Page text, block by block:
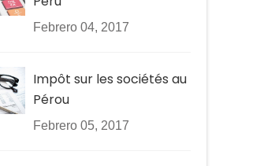
Febrero 04, 2017
Impôt sur les sociétés au
Pérou
Febrero 05, 2017